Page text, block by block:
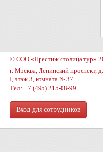
© ООО «Престиж столица тур»
г. Москва, Ленинский проспект,
I, этаж 3, комната № 37
Тел.: +7 (495) 215-08-99
Вход для сотрудников